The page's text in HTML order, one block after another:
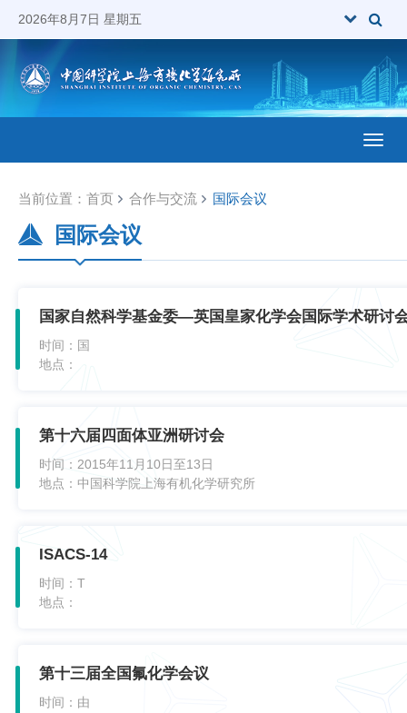
2026年8月7日 星期五
当前位置： 首页 合作与交流 国际会议
国际会议
国家自然科学基金委—英国皇家化学会国际学术研讨
时间： 国
地点：
第十六届四面体亚洲研讨会
时间： 2015年11月10日至13日
地点： 中国科学院上海有机化学研究所
ISACS-14
时间： T
地点：
第十三届全国氟化学会议
时间： 由